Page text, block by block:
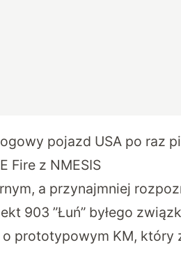
pojazd USA po raz
Fire z NMESIS
a przynajmniej
903 ”Łuń” byłego
o prototypowym KM,